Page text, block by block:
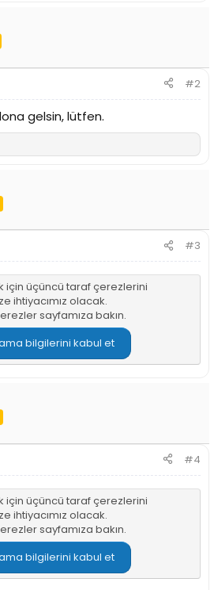
#2
gelsin, lütfen.
#3
için üçüncü taraf çerezlerini
ihtiyacımız olacak.
sayfamıza bakın.
bilgilerini kabul et
#4
için üçüncü taraf çerezlerini
ihtiyacımız olacak.
sayfamıza bakın.
bilgilerini kabul et